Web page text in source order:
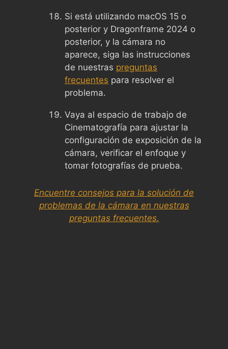
Si está utilizando macOS 15 o
posterior y Dragonframe 2024 o
posterior, y la cámara no
aparece, siga las instrucciones
de nuestras preguntas
frecuentes para resolver el
problema.
Vaya al espacio de trabajo de
Cinematografía para ajustar la
configuración de exposición de la
cámara, verificar el enfoque y
tomar fotografías de prueba.
Encuentre consejos para la solución de
problemas de la cámara en nuestras
preguntas frecuentes.